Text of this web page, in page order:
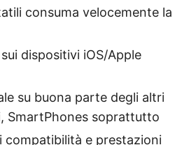
consuma velocemente la
dispositivi iOS/Apple
su buona parte degli altri
SmartPhones soprattutto
compatibilità e prestazioni